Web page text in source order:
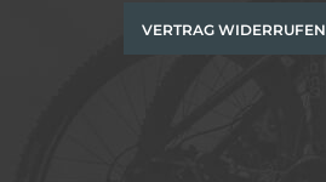
VERTRAG WIDERRUFEN